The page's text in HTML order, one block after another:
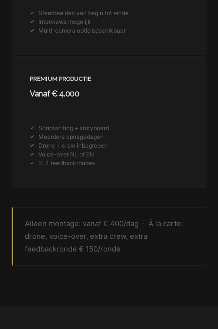
Sfeerbeelden van begin tot einde
Interviews mogelijk
Multi-camera optie beschikbaar
PREMIUM PRODUCTIE
Vanaf € 4.000
Scriptwriting + storyboard
Meerdere opnagedagen
Drone + crew inbegrepen
Voice-over NL of EN
3–4 feedbackrondes
Alleen montage: vanaf € 400/dag · À la carte:
drone, voice-over, extra crew, extra
feedbackronde € 150/ronde